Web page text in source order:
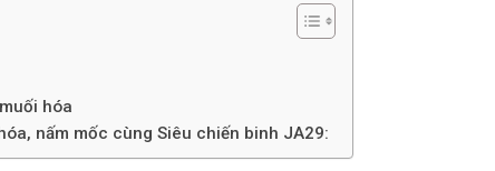
hóa
nấm mốc cùng Siêu chiến binh JA29: